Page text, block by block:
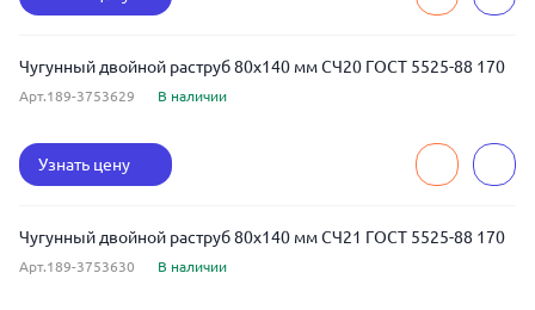
Чугунный двойной раструб 80x140 мм СЧ20 ГОСТ 5525-88 170
Арт.189-3753629 В наличии
Узнать цену
Чугунный двойной раструб 80x140 мм СЧ21 ГОСТ 5525-88 170
Арт.189-3753630 В наличии